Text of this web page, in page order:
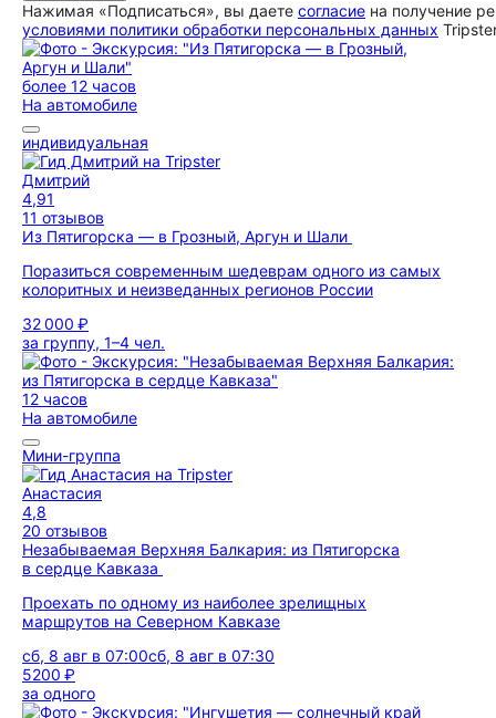
Нажимая «Подписаться», вы даете согласие на получение
условиями политики обработки персональных данных
более 12 часов
На автомобиле
индивидуальная
Дмитрий
4,91
11 отзывов
Из Пятигорска — в Грозный, Аргун и Шали
Поразиться современным шедеврам одного из самых
колоритных и неизведанных регионов России
32 000 ₽
за группу, 1–4 чел.
12 часов
На автомобиле
Мини-группа
Анастасия
4,8
20 отзывов
Незабываемая Верхняя Балкария: из Пятигорска
в сердце Кавказа
Проехать по одному из наиболее зрелищных
маршрутов на Северном Кавказе
сб, 8 авг в 07:00сб, 8 авг в 07:30
5200 ₽
за одного